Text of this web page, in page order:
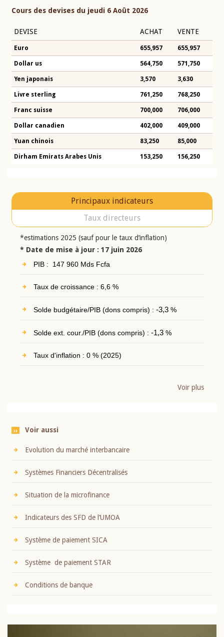
Cours des devises du jeudi 6 Août 2026
DEVISE ACHAT VENTE
Euro 655,957 655,957
Dollar us 564,750 571,750
Yen japonais 3,570 3,630
Livre sterling 761,250 768,250
Franc suisse 700,000 706,000
Dollar canadien 402,000 409,000
Yuan chinois 83,250 85,000
Dirham Emirats Arabes Unis 153,250 156,250
Principaux indicateurs
Taux directeurs
*estimations 2025 (sauf pour le taux d’inflation)
* Date de mise à jour : 17 juin 2026
PIB : 147 960 Mds Fcfa
Taux de croissance : 6,6 %
Solde budgétaire/PIB (dons compris) : -3,3%
Solde ext. cour./PIB (dons compris) : -1,3%
Taux d'inflation : 0 % (2025)
Voir plus
Voir aussi
Evolution du marché interbancaire
Systèmes Financiers Décentralisés
Situation de la microfinance
Indicateurs des SFD de l’UMOA
Système de paiement SICA
Système de paiement STAR
Conditions de banque